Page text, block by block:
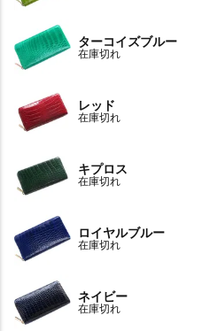
ターコイズブルー
在庫切れ
レッド
在庫切れ
キプロス
在庫切れ
ロイヤルブルー
在庫切れ
ネイビー
在庫切れ